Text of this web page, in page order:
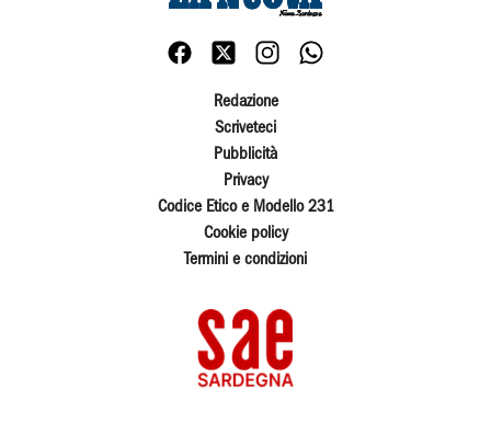
Redazione
Scriveteci
Pubblicità
Privacy
Codice Etico e Modello 231
Cookie policy
Termini e condizioni